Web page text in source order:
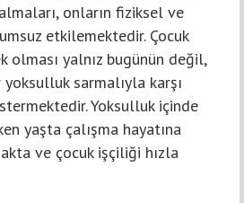
onların fiziksel ve
etkilemektedir. Çocuk
olması yalnız bugünün değil,
sarmalıyla karşı
Yoksulluk içinde
yaşta çalışma hayatına
ve çocuk işçiliği hızla